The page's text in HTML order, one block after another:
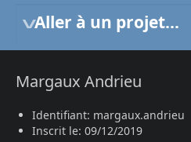
Aller à un projet...
Margaux Andrieu
Identifiant: margaux.andrieu
Inscrit le: 09/12/2019